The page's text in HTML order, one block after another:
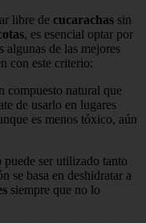
libre de cucarachas sin
, es esencial optar por
algunas de las mejores
con este criterio:
compuesto natural que
de usarlo en lugares
es menos tóxico, aún
ser utilizado tanto
se basa en deshidratar a
siempre que no lo